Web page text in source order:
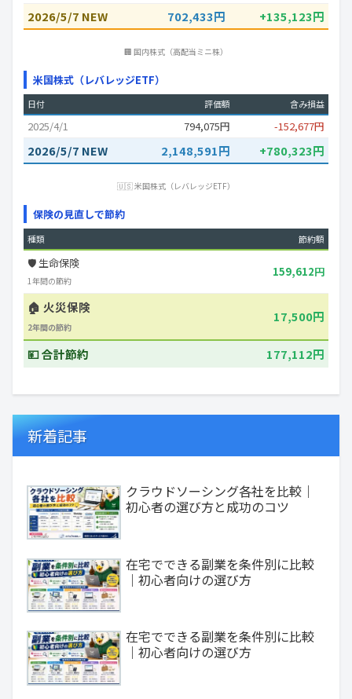
2026/5/7 NEW 702,433円 +135,123円
🏢 国内株式（高配当ミニ株）
米国株式（レバレッジETF）
日付 評価額 含み損益
2025/4/1 794,075円 -152,677円
2026/5/7 NEW 2,148,591円 +780,323円
🇺🇸 米国株式（レバレッジETF）
保険の見直しで節約
種類 節約額
🛡️ 生命保険
1年間の節約
159,612円
🏠 火災保険
2年間の節約
17,500円
💴 合計節約 177,112円
新着記事
クラウドソーシング各社を比較｜
初心者の選び方と成功のコツ
在宅でできる副業を条件別に比較
｜初心者向けの選び方
在宅でできる副業を条件別に比較
｜初心者向けの選び方